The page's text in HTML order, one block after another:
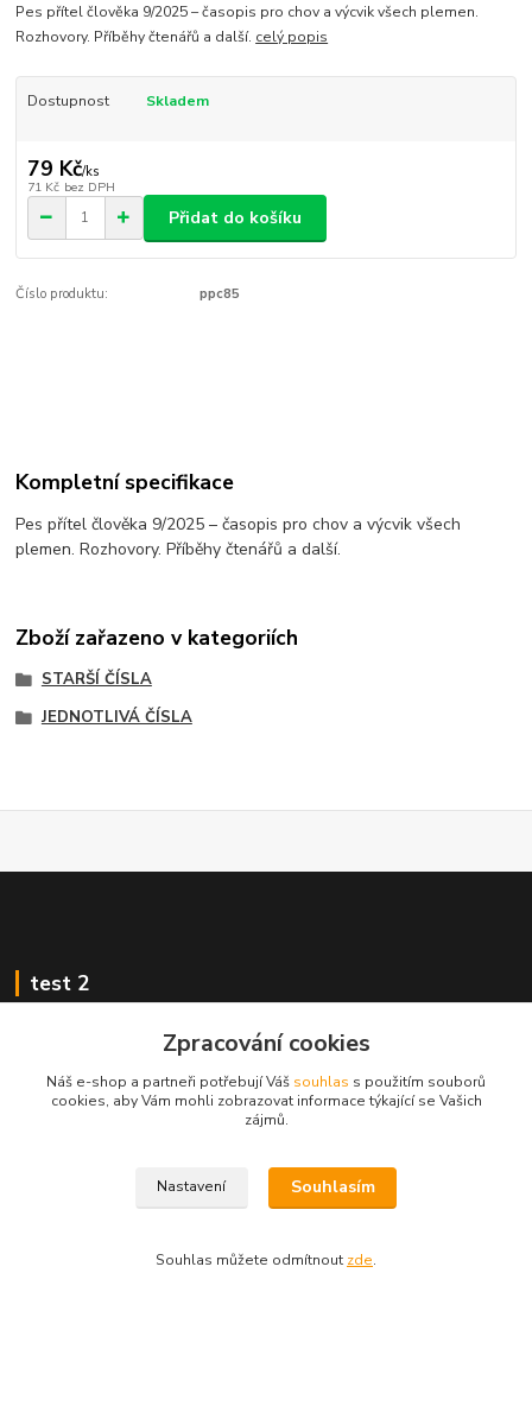
Pes přítel člověka 9/2025 – časopis pro chov a výcvik všech plemen.
Rozhovory. Příběhy čtenářů a další. celý popis
Dostupnost Skladem
79 Kč/ks
71 Kč bez DPH
Přidat do košíku
Číslo produktu: ppc85
Kompletní specifikace
Pes přítel člověka 9/2025 – časopis pro chov a výcvik všech
plemen. Rozhovory. Příběhy čtenářů a další.
Zboží zařazeno v kategoriích
STARŠÍ ČÍSLA
JEDNOTLIVÁ ČÍSLA
test 2
+420 222 718 046, volba 3
Zpracování cookies
Náš e-shop a partneři potřebují Váš souhlas s použitím souborů
cookies, aby Vám mohli zobrazovat informace týkající se Vašich
zájmů.
Nastavení Souhlasím
Souhlas můžete odmítnout zde.